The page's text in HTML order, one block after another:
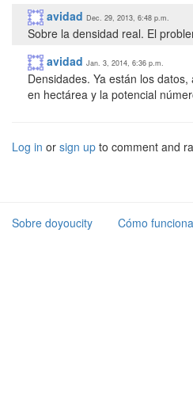
avidad Dec. 29, 2013, 6:48 p.m.
Sobre la densidad real. El
avidad Jan. 3, 2014, 6:36 p.m.
Densidades. Ya están los
Log in or sign up to comment and
Sobre doyoucity Cómo funciona